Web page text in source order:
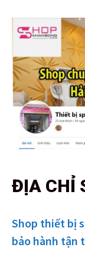
ĐỊA CHỈ
Shop thiết bị
bảo hành tận